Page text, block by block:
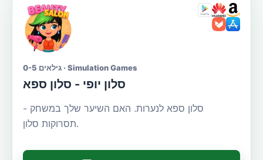
גילאים 0-5 · Simulation Games
סלון יופי - סלון ספא
סלון ספא לנערות. האם השיער שלך במשחק -
תסרוקות סלון.